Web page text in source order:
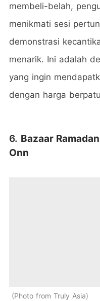
membeli-belah,
menikmati sesi
demonstrasi
menarik. Ini adalah
yang ingin
dengan harga
6. Bazaar
Onn
Photo from Truly Asia